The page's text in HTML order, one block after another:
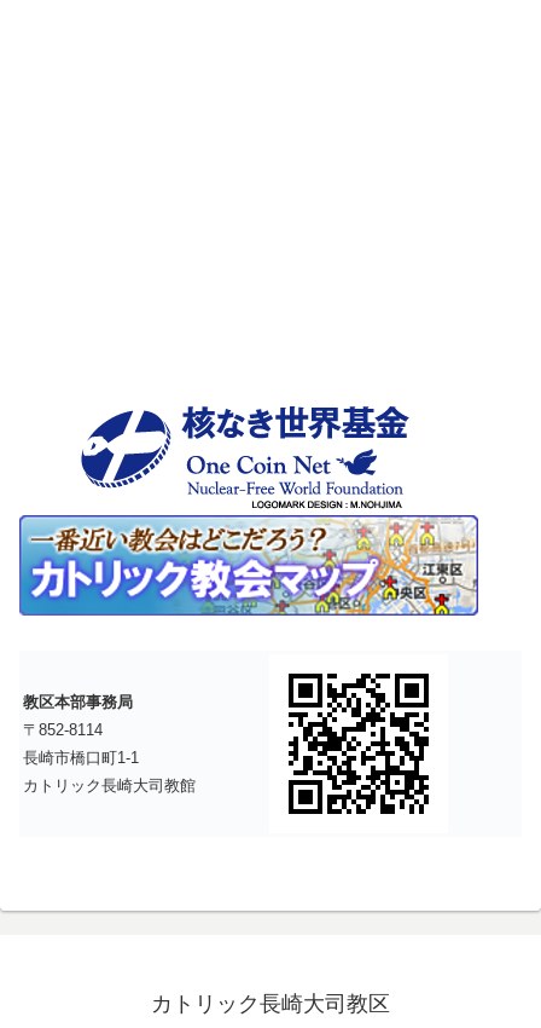
教区本部事務局
〒852-8114
長崎市橋口町1-1
カトリック長崎大司教館
カトリック長崎大司教区